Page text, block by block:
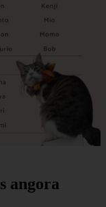
angora